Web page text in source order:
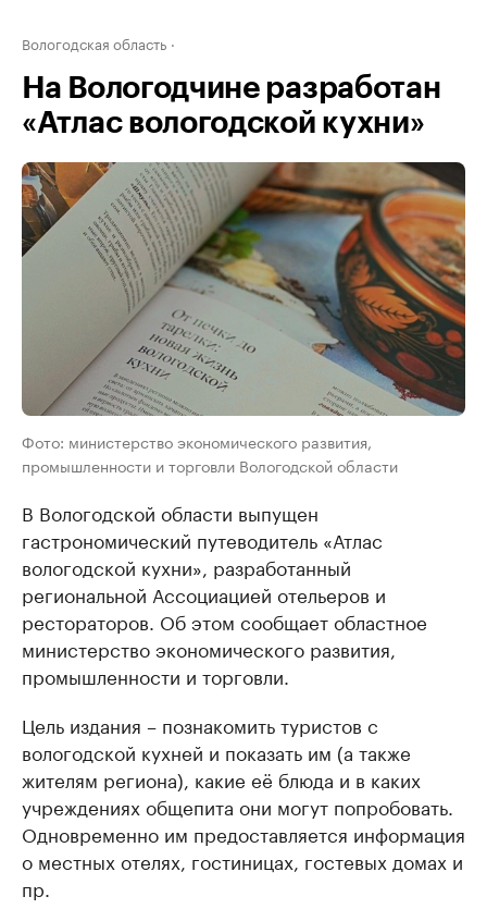
Вологодская область
На Вологодчине разработан
«Атлас вологодской кухни»
Фото: министерство экономического развития,
промышленности и торговли Вологодской области
В Вологодской области выпущен
гастрономический путеводитель «Атлас
вологодской кухни», разработанный
региональной Ассоциацией отельеров и
рестораторов. Об этом сообщает областное
министерство экономического развития,
промышленности и торговли.
Цель издания – познакомить туристов с
вологодской кухней и показать им (а также
жителям региона), какие её блюда и в каких
учреждениях общепита они могут попробовать.
Одновременно им предоставляется информация
о местных отелях, гостиницах, гостевых домах и
пр.